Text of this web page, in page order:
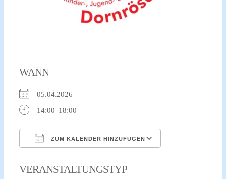
WANN
05.04.2026
14:00–18:00
ZUM KALENDER HINZUFÜGEN
VERANSTALTUNGSTYP